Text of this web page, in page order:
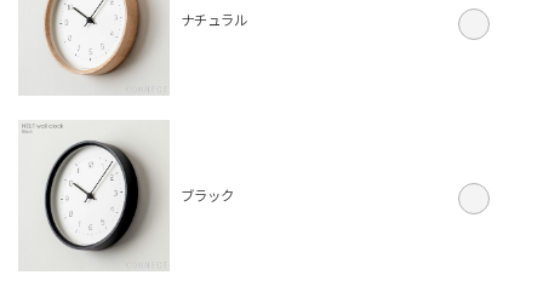
ナチュラル
ブラック